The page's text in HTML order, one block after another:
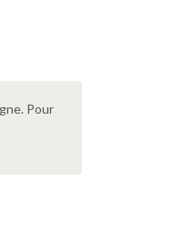
Pour